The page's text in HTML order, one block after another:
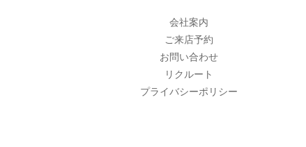
会社案内
ご来店予約
お問い合わせ
リクルート
プライバシーポリシー